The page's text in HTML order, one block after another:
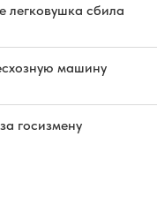
легковушка сбила
машину
госизмену